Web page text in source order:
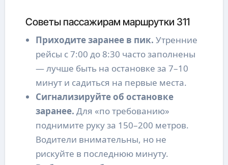
Советы пассажирам маршрутки 311
Приходите заранее в пик. Утренние
рейсы с 7:00 до 8:30 часто заполнены
— лучше быть на остановке за 7–10
минут и садиться на первые места.
Сигнализируйте об остановке
заранее. Для «по требованию»
поднимите руку за 150–200 метров.
Водители внимательны, но не
рискуйте в последнюю минуту.